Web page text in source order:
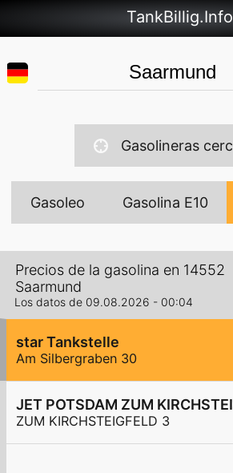
TankBillig.Info
Gasolineras
Gasoleo Gasolina E10
Precios de la gasolina en 14552
Saarmund
Los datos de 09.08.2026 - 00:04
star Tankstelle
Am Silbergraben 30
ZUM KIRCHSTEIGFELD 3